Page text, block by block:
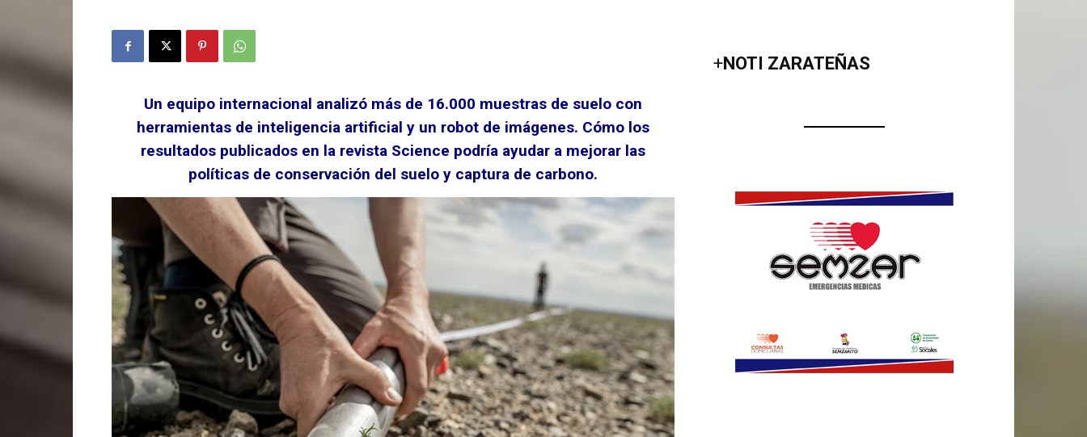
Un equipo internacional analizó más de 16.000 muestras de suelo con
herramientas de inteligencia artificial y un robot de imágenes. Cómo los
resultados publicados en la revista Science podría ayudar a mejorar las
políticas de conservación del suelo y captura de carbono.
+NOTI ZARATEÑAS